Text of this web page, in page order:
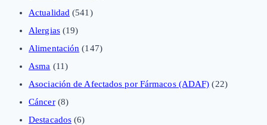
Actualidad (541)
Alergias(19)
Alimentación (147)
Asma (11)
Asociación de Afectados por Fármacos (ADAF) (22)
Cáncer(8)
Destacados (6)